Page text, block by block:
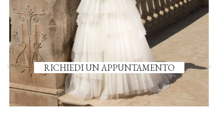
RICHIEDI UN APPUNTAMENTO